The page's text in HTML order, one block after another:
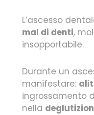
L’ascesso
mal di denti,
insopportabile.
Durante un
manifestare:
ingrossamento
nella